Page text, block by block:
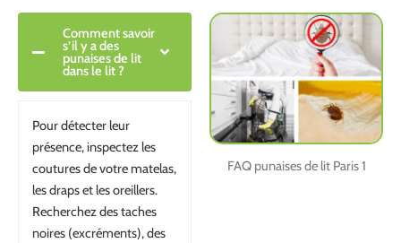
Comment savoir
s’il y a des
punaises de lit
dans le lit ?
Pour détecter leur
présence, inspectez les
coutures de votre matelas,
les draps et les oreillers.
Recherchez des taches
noires (excréments), des
FAQ punaises de lit Paris 1